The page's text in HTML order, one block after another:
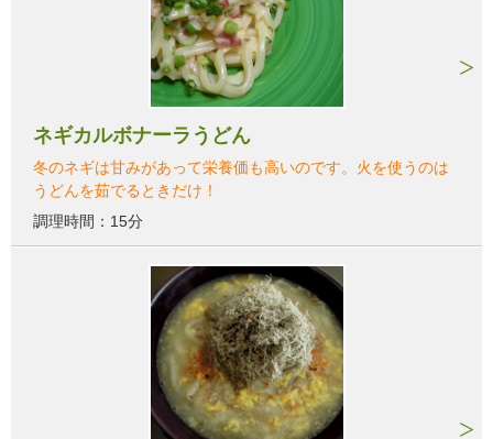
ネギカルボナーラうどん
冬のネギは甘みがあって栄養価も高いのです。火を使うのは
うどんを茹でるときだけ！
調理時間：15分